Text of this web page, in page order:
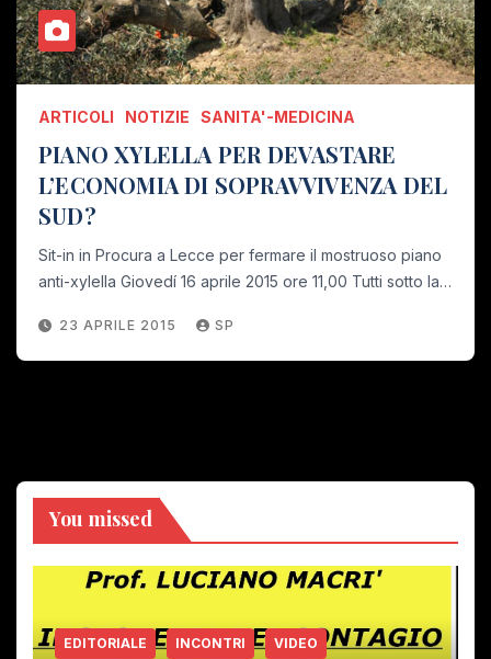
ARTICOLI NOTIZIE SANITA'-MEDICINA
PIANO XYLELLA PER DEVASTARE
L’ECONOMIA DI SOPRAVVIVENZA DEL
SUD?
Sit-in in Procura a Lecce per fermare il mostruoso piano
anti-xylella Giovedí 16 aprile 2015 ore 11,00 Tutti sotto la…
23 APRILE 2015 SP
You missed
EDITORIALE INCONTRI VIDEO